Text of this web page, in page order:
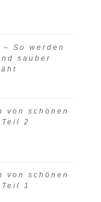
So werden
sauber
von schönen
2
von schönen
1